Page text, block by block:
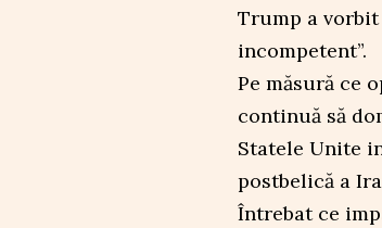
Trump a vorbit
incompetent”.
Pe măsură ce
continuă să
Statele Unite
postbelică a
Întrebat ce